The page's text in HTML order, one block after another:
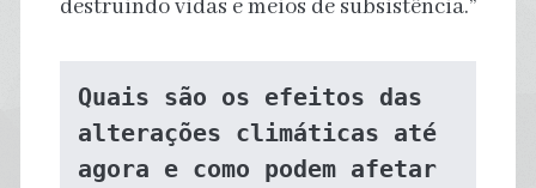
destruindo vidas e meios de subsistência.”
Quais são os efeitos das
alterações climáticas até
agora e como podem afetar